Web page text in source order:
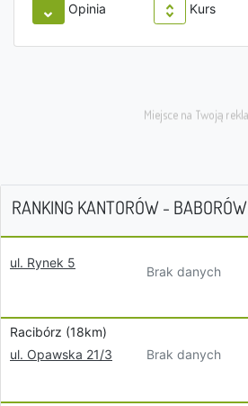
Opinia Kurs
RANKING KANTORÓW - BABORÓW
ul. Rynek 5
Brak danych
Racibórz (18km)
ul. Opawska 21/3
Brak danych